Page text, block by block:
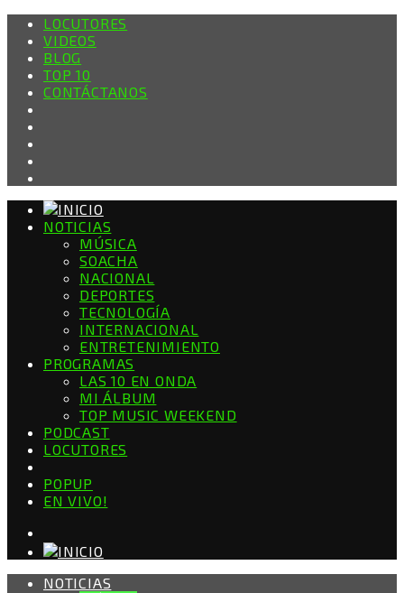
LOCUTORES
VIDEOS
BLOG
TOP 10
CONTÁCTANOS
NOTICIAS
MÚSICA
SOACHA
NACIONAL
DEPORTES
TECNOLOGÍA
INTERNACIONAL
ENTRETENIMIENTO
PROGRAMAS
LAS 10 EN ONDA
MI ÁLBUM
TOP MUSIC WEEKEND
PODCAST
LOCUTORES
POPUP
EN VIVO!
NOTICIAS